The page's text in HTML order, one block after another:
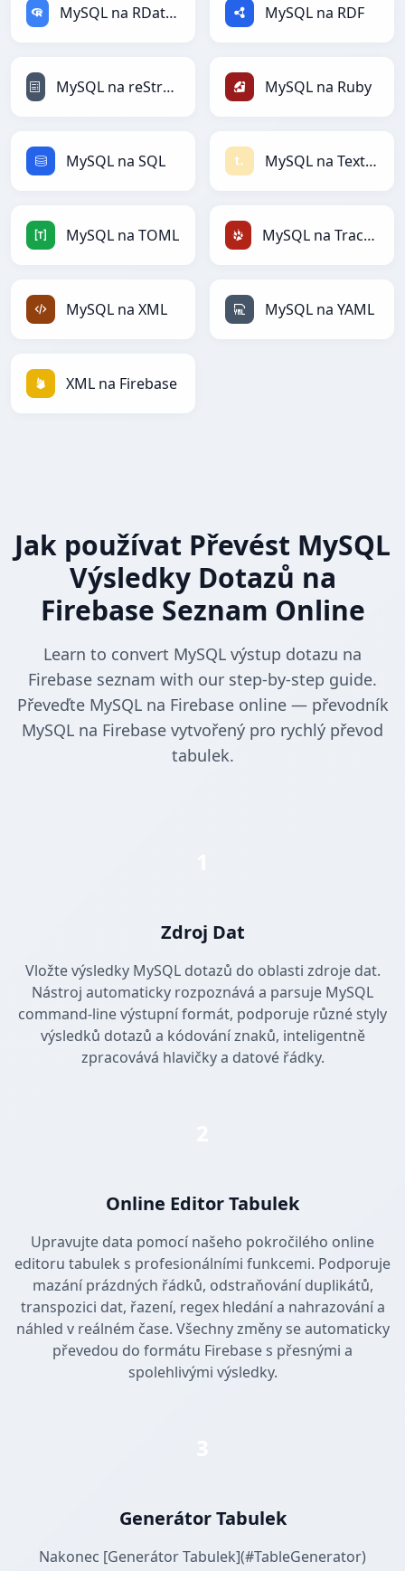
MySQL na RDataFrame MySQL na RDF
MySQL na reStructuredText MySQL na Ruby
MySQL na SQL MySQL na Textile
MySQL na TOML MySQL na TracWiki
MySQL na XML MySQL na YAML
XML na Firebase
Jak používat Převést MySQL
Výsledky Dotazů na
Firebase Seznam Online
Learn to convert MySQL výstup dotazu na
Firebase seznam with our step-by-step guide.
Převeďte MySQL na Firebase online — převodník
MySQL na Firebase vytvořený pro rychlý převod
tabulek.
Zdroj Dat
Vložte výsledky MySQL dotazů do oblasti zdroje dat.
Nástroj automaticky rozpoznává a parsuje MySQL
command-line výstupní formát, podporuje různé styly
výsledků dotazů a kódování znaků, inteligentně
zpracovává hlavičky a datové řádky.
Online Editor Tabulek
Upravujte data pomocí našeho pokročilého online
editoru tabulek s profesionálními funkcemi. Podporuje
mazání prázdných řádků, odstraňování duplikátů,
transpozici dat, řazení, regex hledání a nahrazování a
náhled v reálném čase. Všechny změny se automaticky
převedou do formátu Firebase s přesnými a
spolehlivými výsledky.
Generátor Tabulek
Nakonec [Generátor Tabulek](#TableGenerator)